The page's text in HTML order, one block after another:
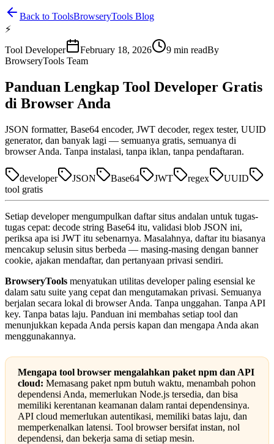
Back to ToolsBrowseryTools Blog
⚡
Tool Developer
February 18, 2026 9 min readBy
BrowseryTools Team
Panduan Lengkap Tool Developer Gratis
di Browser Anda
JSON formatter, Base64 encoder, JWT decoder, regex tester, UUID
generator, dan banyak lagi — semuanya gratis, semuanya di
browser Anda. Tanpa instalasi, tanpa iklan, tanpa pendaftaran.
developer JSON Base64 JWT regex
UUID
tool gratis
Setiap developer mengumpulkan daftar situs andalan untuk tugas-
tugas cepat: decode string Base64 itu, validasi blob JSON ini,
periksa apa isi JWT itu sebenarnya. Masalahnya, daftar itu biasanya
mencakup selusin situs berbeda — masing-masing dengan banner
cookie, ajakan mendaftar, dan pertanyaan privasi sendiri.
BrowseryTools menyatukan utilitas developer paling esensial ke
dalam satu suite yang cepat dan mengutamakan privasi. Semuanya
berjalan secara lokal di browser Anda. Tanpa unggahan. Tanpa API
key. Tanpa batas laju. Panduan ini membahas setiap tool dan
menunjukkan kepada Anda persis kapan dan mengapa Anda akan
menggunakannya.
Mengapa tool browser mengalahkan paket npm dan API
cloud: Memasang paket npm butuh waktu, menambah pohon
dependensi Anda, memerlukan Node.js tersedia, dan bisa
memiliki kerentanan keamanan dalam rantai dependensinya.
API cloud memerlukan autentikasi, memiliki batas laju, dan
memperkenalkan latensi. Tool browser bersifat instan, nol
dependensi, dan bekerja sama di setiap mesin.